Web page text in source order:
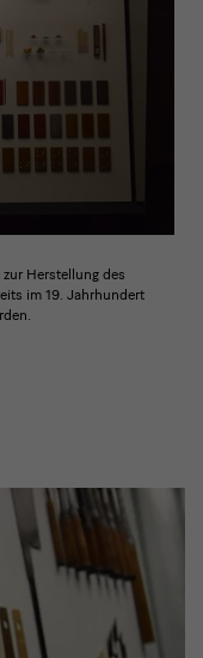
Herstellung des
im 19. Jahrhundert